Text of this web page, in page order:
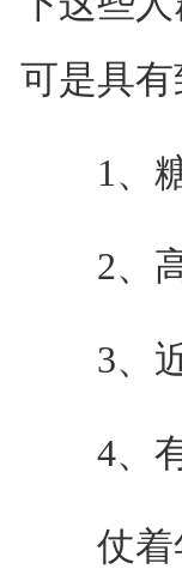
可是具
1、糖
2、高
3、近
4、有
仗着年